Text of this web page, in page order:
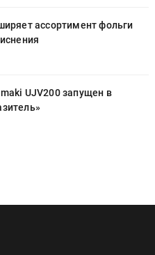
ассортимент фольги
UJV200 запущен в